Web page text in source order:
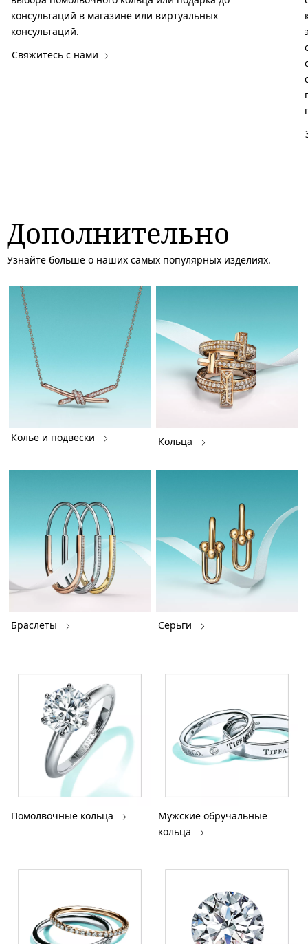
консультаций в магазине или виртуальных
консультаций.
Свяжитесь с нами
Дополнительно
Узнайте больше о наших самых популярных изделиях.
Колье и подвески Кольца
Браслеты Серьги
Помолвочные кольца
Мужские обручальные
кольца